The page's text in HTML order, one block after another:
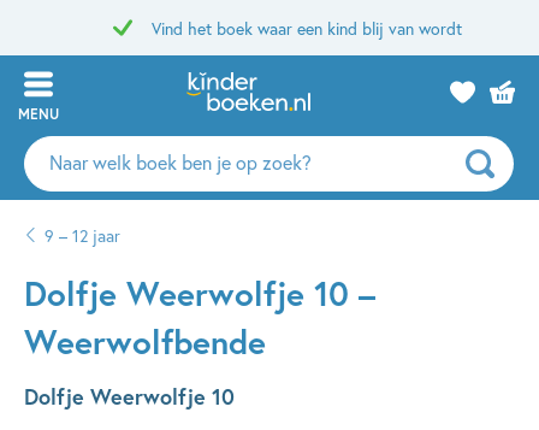
Vind het boek waar een kind blij van wordt
MENU
Zoeken
naar
auteurs
uitgevers
9 – 12 jaar
Dolfje Weerwolfje 10 –
Weerwolfbende
Dolfje Weerwolfje 10